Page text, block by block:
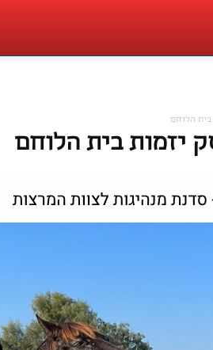
בית הלוחם
יזמות בית הלוחם